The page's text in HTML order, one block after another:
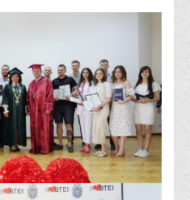
(міжнародна практика)
культурно-мистецької роботи